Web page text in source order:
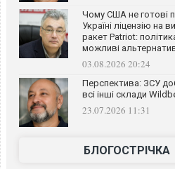
Чому США не готові
Україні ліцензію на
ракет Patriot:
можливі
03.08.2026 20:24
Перспектива: ЗСУ
всі інші склади
23.07.2026 11:31
БЛОГОСТРІЧКА